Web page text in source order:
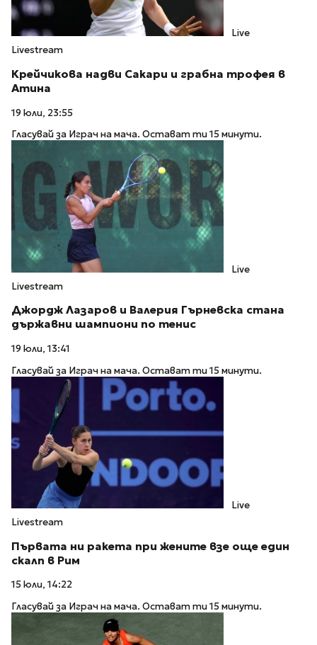
Live
Livestream
Крейчикова надви Сакари и грабна трофея в
Атина
19 юли, 23:55
Гласувай за Играч на мача. Остават ти 15 минути.
Live
Livestream
Джордж Лазаров и Валерия Гърневска стана
държавни шампиони по тенис
19 юли, 13:41
Гласувай за Играч на мача. Остават ти 15 минути.
Live
Livestream
Първата ни ракета при жените взе още един
скалп в Рим
15 юли, 14:22
Гласувай за Играч на мача. Остават ти 15 минути.